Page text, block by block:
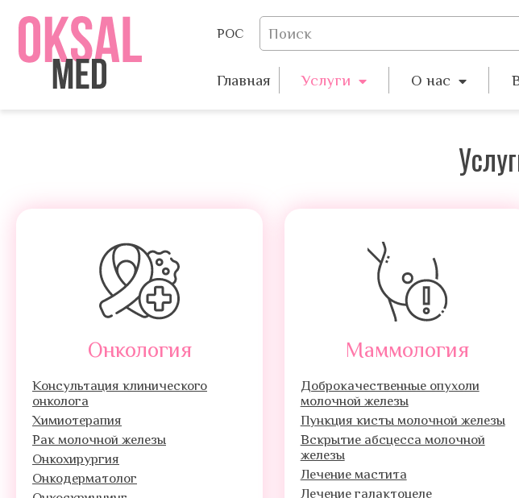
РОС
Главная Услуги О нас
Онкология
Консультация клинического
онколога
Химиотерапия
Рак молочной железы
Онкохирургия
Онкодерматолог
Маммология
Доброкачественные опухоли
молочной железы
Пункция кисты молочной железы
Вскрытие абсцесса молочной
железы
Лечение мастита
Лечение галактоцеле